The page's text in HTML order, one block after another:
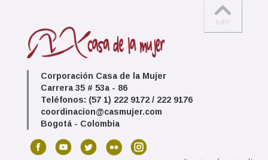
Corporación Casa de la Mujer
Carrera 35 # 53a - 86
Teléfonos: (57 1) 222 9172 / 222 9176
coordinacion@casmujer.com
Bogotá - Colombia